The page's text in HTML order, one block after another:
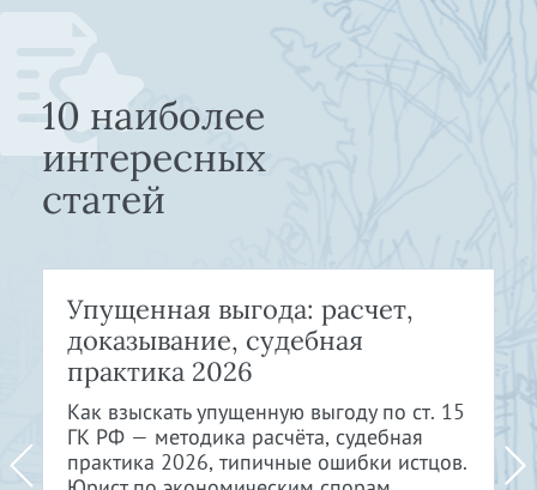
10 наиболее
интересных
статей
Упущенная выгода: расчет,
доказывание, судебная
практика 2026
Как взыскать упущенную выгоду по ст. 15
ГК РФ — методика расчёта, судебная
практика 2026, типичные ошибки истцов.